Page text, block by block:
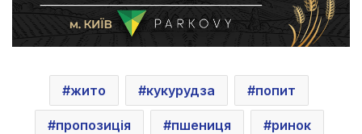
жито кукурудза попит
пропозиція пшениця ринок